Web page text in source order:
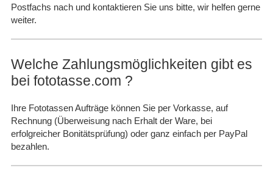
Postfachs nach und kontaktieren Sie uns bitte, wir helfen gerne
weiter.
Welche Zahlungsmöglichkeiten gibt es
bei fototasse.com ?
Ihre Fototassen Aufträge können Sie per Vorkasse, auf
Rechnung (Überweisung nach Erhalt der Ware, bei
erfolgreicher Bonitätsprüfung) oder ganz einfach per PayPal
bezahlen.